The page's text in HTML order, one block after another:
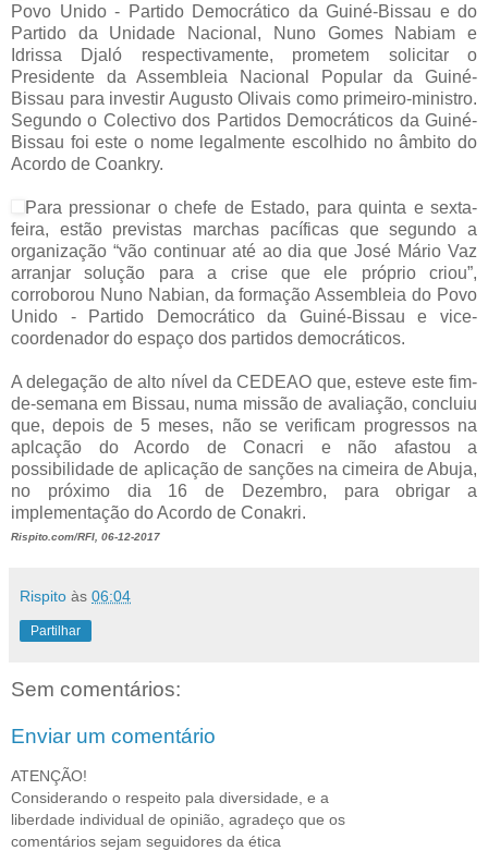
Povo Unido - PartidoDemocrático da Guiné-Bissau e do
Partido da Unidade Nacional, Nuno Gomes Nabiam e
Idrissa Djaló respectivamente, prometem solicitar o
Presidente da Assembleia Nacional Popular da Guiné-
Bissau para investir Augusto Olivais como primeiro-ministro.
Segundo o Colectivo dos Partidos Democráticos da Guiné-
Bissau foi este o nome legalmente escolhido no âmbito do
Acordo de Coankry.
Para pressionar o chefe de Estado, para quinta e sexta-
feira, estão previstas marchas pacíficas que segundo a
organização “vão continuar até ao dia que José Mário Vaz
arranjar solução para a crise que ele próprio criou”,
corroborou Nuno Nabian, da formação Assembleia do Povo
Unido - Partido Democrático da Guiné-Bissau e vice-
coordenador do espaço dos partidos democráticos.
A delegação de alto nível da CEDEAO que, esteve este fim-
de-semana em Bissau, numa missão de avaliação, concluiu
que, depois de 5 meses, não se verificam progressos na
aplcação do Acordo de Conacri e não afastou a
possibilidade de aplicação de sanções na cimeira de Abuja,
no próximo dia 16 de Dezembro, para obrigar a
implementação do Acordo de Conakri.
Rispito.com/RFI, 06-12-2017
Rispito às 06:04
Partilhar
Sem comentários:
Enviar um comentário
ATENÇÃO!
Considerando o respeito pala diversidade, e a
liberdade individual de opinião, agradeço que os
comentários sejam seguidores da ética